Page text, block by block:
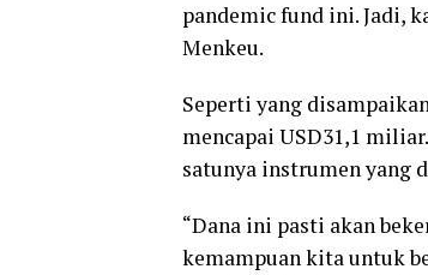
pandemic fund ini. Jadi,
Menkeu.
Seperti yang
mencapai USD31,1
satunya instrumen yang
“Dana ini pasti akan
kemampuan kita untuk